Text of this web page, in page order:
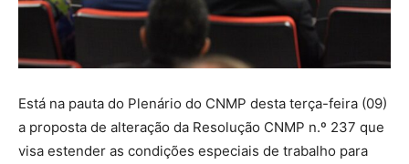
Está na pauta do Plenário do CNMP desta terça-feira (09)
a proposta de alteração da Resolução CNMP n.º 237 que
visa estender as condições especiais de trabalho para